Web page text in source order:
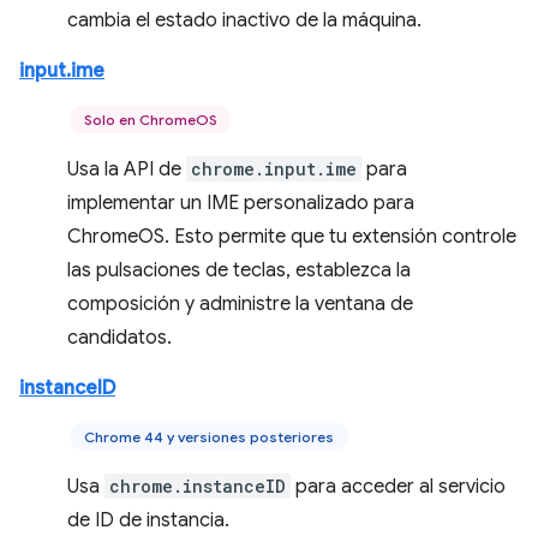
cambia el estado inactivo de la máquina.
input.ime
Solo en ChromeOS
Usa la API de chrome.input.ime para
implementar un IME personalizado para
ChromeOS. Esto permite que tu extensión controle
las pulsaciones de teclas, establezca la
composición y administre la ventana de
candidatos.
instanceID
Chrome 44 y versiones posteriores
Usa chrome.instanceID para acceder al servicio
de ID de instancia.